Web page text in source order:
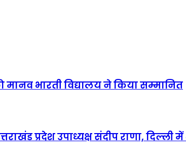
मानव भारती विद्यालय ने किया सम्मानित
प्रदेश उपाध्यक्ष संदीप राणा,